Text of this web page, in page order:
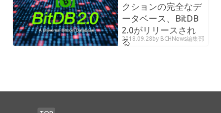
クションの完全なデ
ータベース、BitDB
2.0がリリースされ
る
2018.09.28 by BCHNews編集部